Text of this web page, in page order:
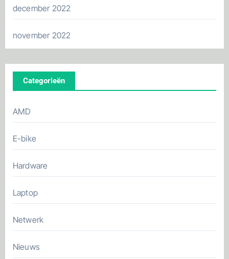
december 2022
november 2022
Categorieën
AMD
E-bike
Hardware
Laptop
Netwerk
Nieuws